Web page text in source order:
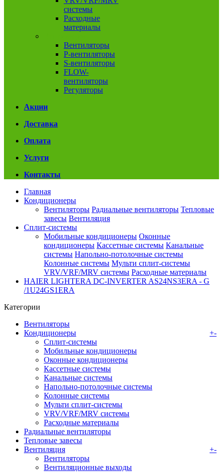
системы
Расходные
материалы
Вентиляторы
P-вентиляторы
S-вентиляторы
FLOW-
вентиляторы
Регуляторы
Акции
Доставка
Оплата
Услуги
Контакты
Главная
Кондиционеры
Вентиляторы Радиальные вентиляторы Тепловые
завесы Вентиляция
Сплит-системы
Мобильные кондиционеры Оконные
кондиционеры Кассетные системы Канальные
системы Напольно-потолочные системы
Колонные системы Мульти сплит-системы
VRV/VRF/MRV системы Расходные материалы
HAIER LIGHTERA DC-INVERTER AS24NS3ERA - G
/1U24GS1ERA
Категории
Вентиляторы
Кондиционеры
+-
Сплит-системы
Мобильные кондиционеры
Оконные кондиционеры
Кассетные системы
Канальные системы
Напольно-потолочные системы
Колонные системы
Мульти сплит-системы
VRV/VRF/MRV системы
Расходные материалы
Радиальные вентиляторы
Тепловые завесы
Вентиляция
+-
Вентиляторы
Вентиляционные выходы